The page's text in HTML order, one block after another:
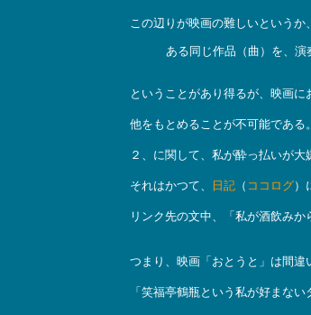
この辺りが映画の難しいというか
ある同じ作品（曲）を、演
ということがあり得るが、映画に
他をもとめることが不可能である
２、に関して、私が酔っ払いが大
それはかつて、 日記 （ ココログ）
リンク先の文中、「私が酒飲みか
つまり、映画「おとうと」は間違
「笑福亭鶴瓶という私が好まな